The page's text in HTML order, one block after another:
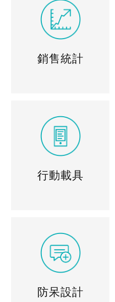
銷售統計
行動載具
防呆設計